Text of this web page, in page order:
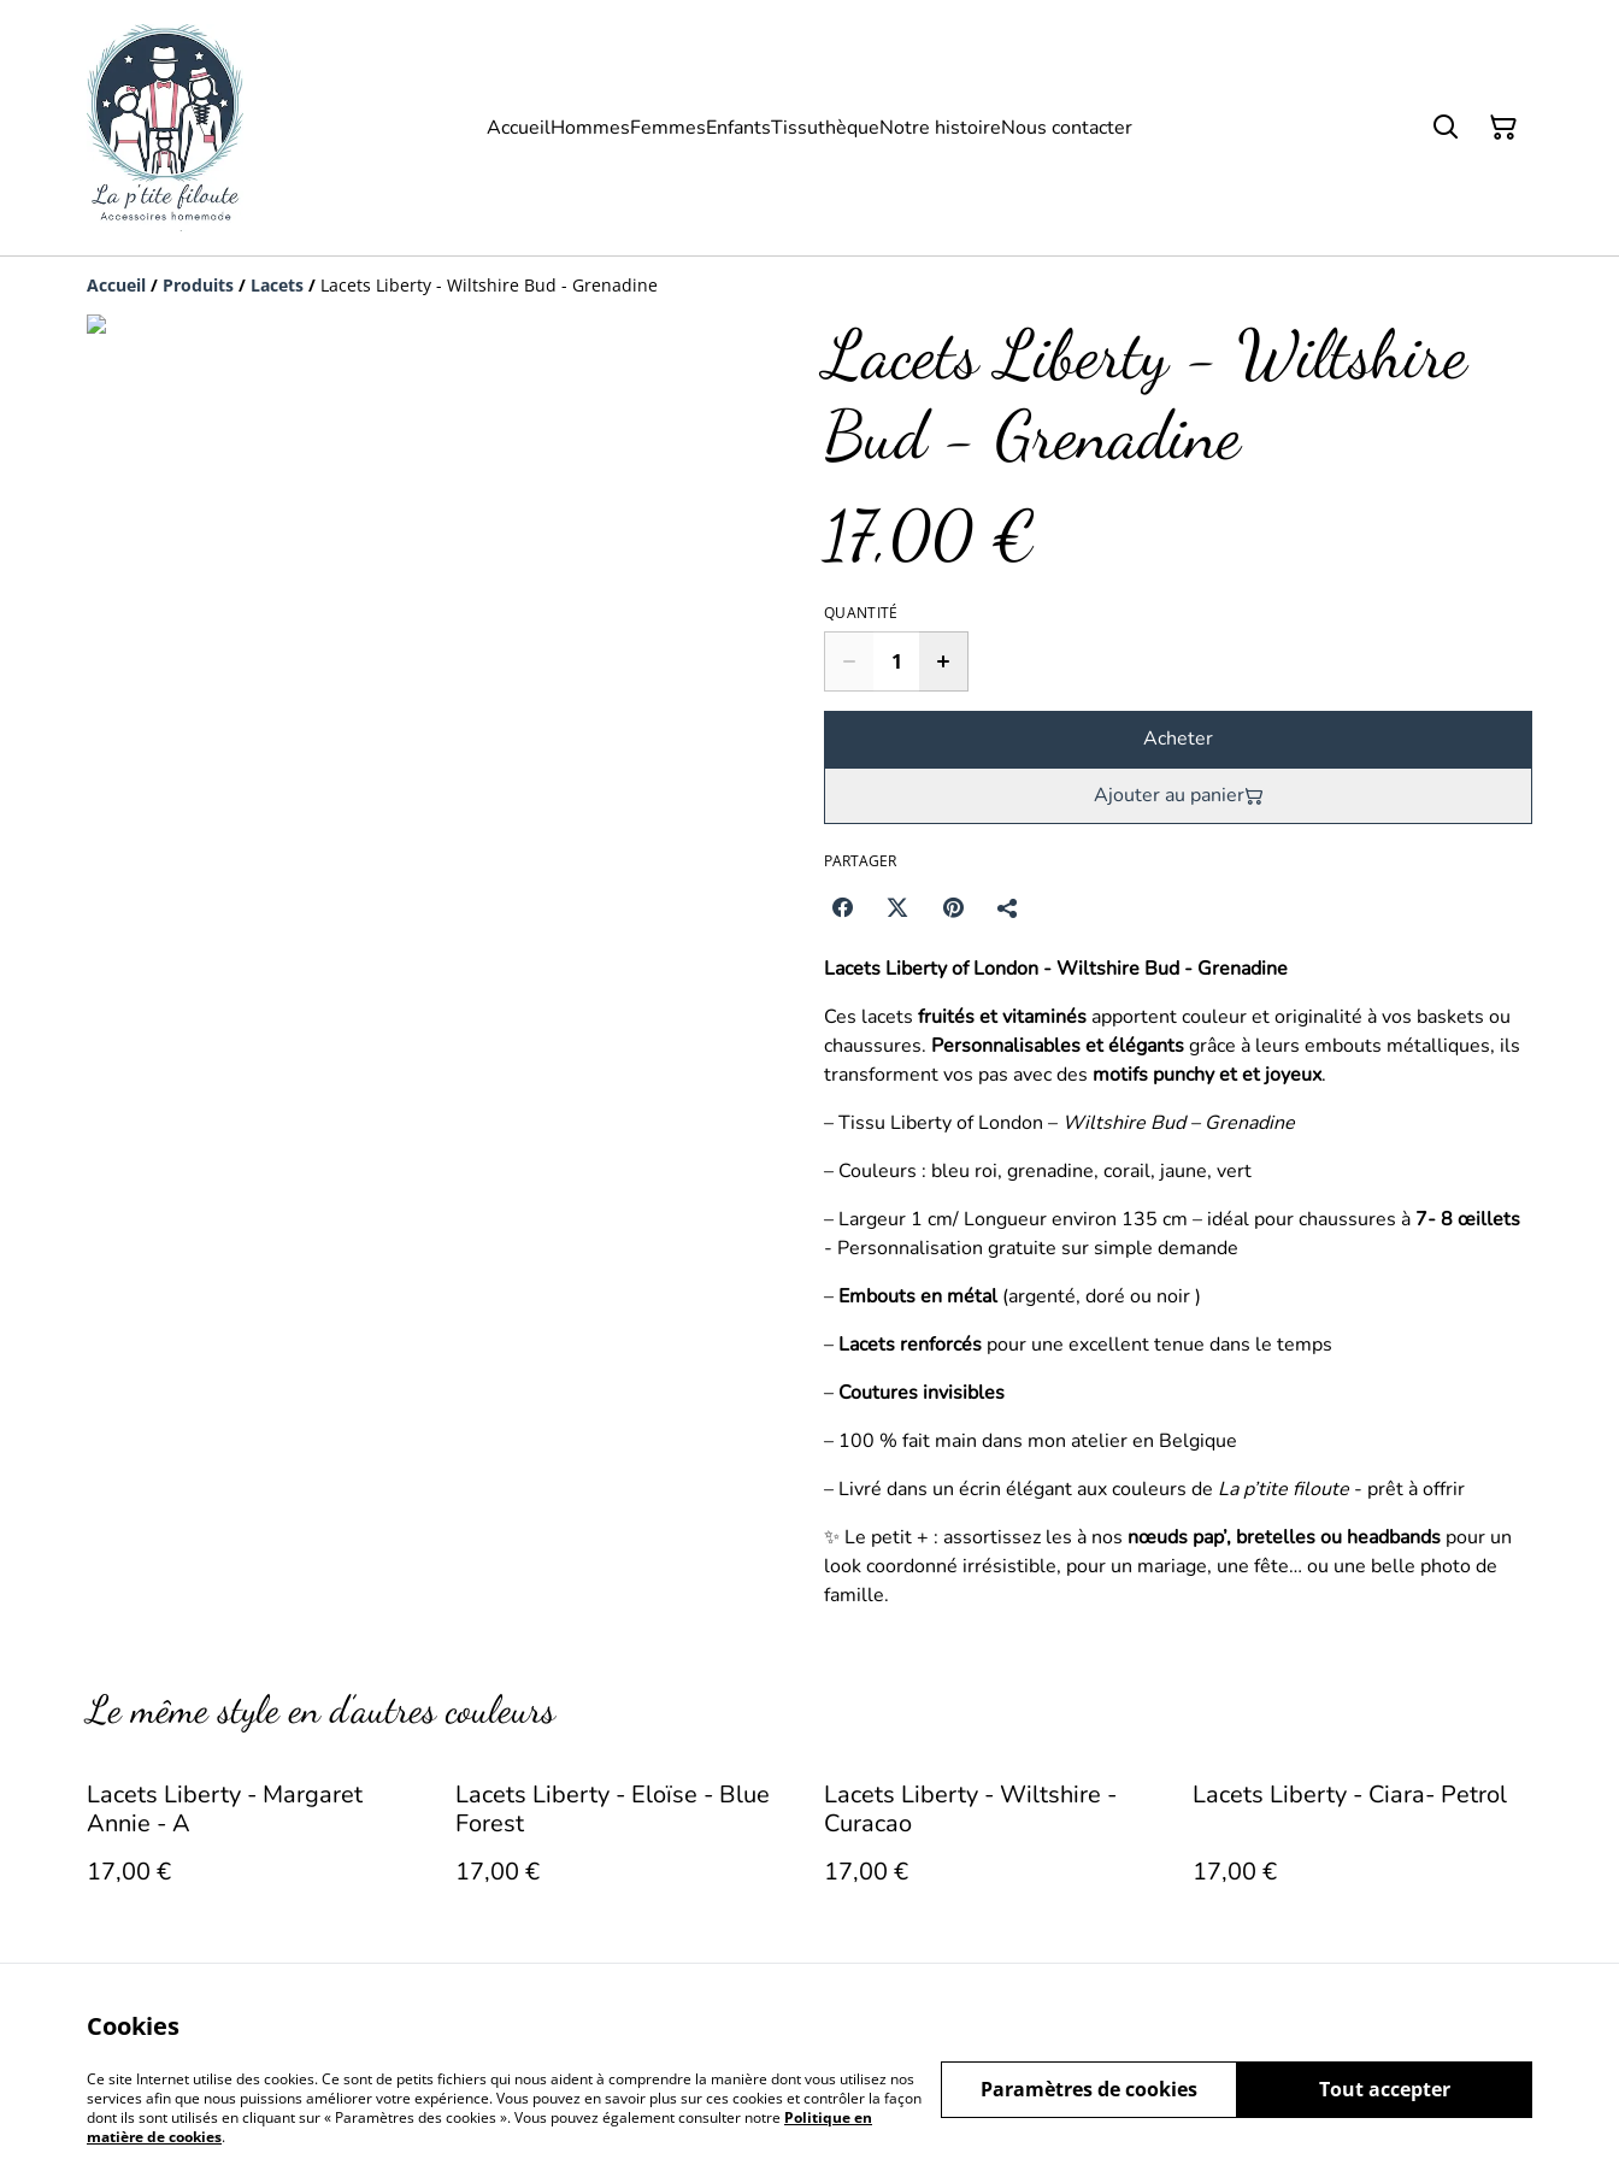
AccueilHommesFemmesEnfantsTissuthèqueNotre histoireNous contacter
Accueil / Produits / Lacets / Lacets Liberty - Wiltshire Bud - Grenadine
Lacets Liberty - Wiltshire
Bud - Grenadine
17,00 €
QUANTITÉ
Acheter
Ajouter au panier
PARTAGER
Lacets Liberty of London - Wiltshire Bud - Grenadine
Ces lacets fruités et vitaminésapportent couleur et originalité à vos baskets ou
chaussures. Personnalisables et élégantsgrâce à leurs embouts métalliques, ils
transforment vos pas avec des motifs punchy et et joyeux.
– Tissu Liberty of London – Wiltshire Bud – Grenadine
– Couleurs : bleu roi, grenadine, corail, jaune, vert
– Largeur 1 cm/ Longueur environ 135 cm – idéal pour chaussures à 7- 8 œillets
- Personnalisation gratuite sur simple demande
– Embouts en métal(argenté, doré ou noir )
– Lacets renforcés pour une excellent tenue dans le temps
– Coutures invisibles
– 100 % fait main dans mon atelier en Belgique
– Livré dans un écrin élégant aux couleurs de La p’tite filoute - prêt à offrir
✨ Le petit + : assortissez les à nos nœuds pap’, bretelles ou headbands pour un
look coordonné irrésistible, pour un mariage, une fête… ou une belle photo de
famille.
Le même style en d’autres couleurs
Lacets Liberty - Margaret
Annie - A
17,00 €
Lacets Liberty - Eloïse - Blue
Forest
17,00 €
Lacets Liberty - Wiltshire -
Curacao
17,00 €
Lacets Liberty - Ciara- Petrol
17,00 €
Conditions générales Politique de
confidentialité
Politique de cookies Contactez-nous
Cookies
Ce site Internet utilise des cookies. Ce sont de petits fichiers qui nous aident à comprendre la manière dont vous utilisez nos
services afin que nous puissions améliorer votre expérience. Vous pouvez en savoir plus sur ces cookies et contrôler la façon
dont ils sont utilisés en cliquant sur « Paramètres des cookies ». Vous pouvez également consulter notre Politique en
matière de cookies.
Tout accepter
Paramètres de cookies